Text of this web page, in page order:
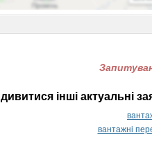
інші актуальні
вантажні